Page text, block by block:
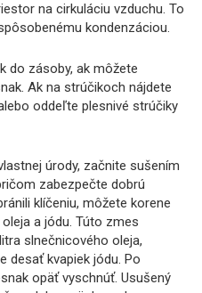
na cirkuláciu vzduchu. To
kondenzáciou.
do zásoby, ak môžete
Ak na strúčikoch nájdete
oddeľte plesnivé strúčiky
úrody, začnite sušením
zabezpečte dobrú
klíčeniu, môžete korene
a jódu. Túto zmes
slnečnicového oleja,
desať kvapiek jódu. Po
opäť vyschnúť. Usušený